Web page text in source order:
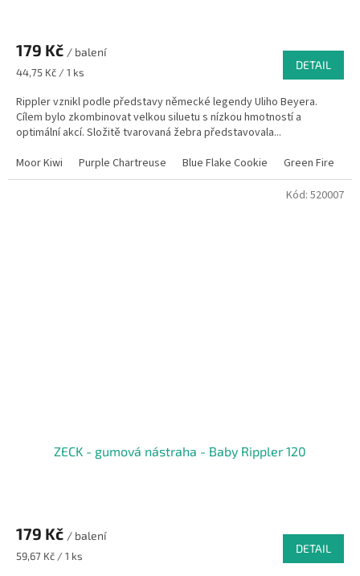
179 Kč / balení
Měrná
44,75 Kč / 1 ks
DETAIL
Rippler vznikl podle představy německé legendy Uliho Beyera.
Cílem bylo zkombinovat velkou siluetu s nízkou hmotností a
optimální akcí. Složitě tvarovaná žebra představovala...
Moor Kiwi
Purple Chartreuse Blue Flake Cookie Green Fire
ZECK - gumová nástraha - Baby Rippler 120
179 Kč / balení
Měrná
59,67 Kč / 1 ks
DETAIL
Kód: 520007